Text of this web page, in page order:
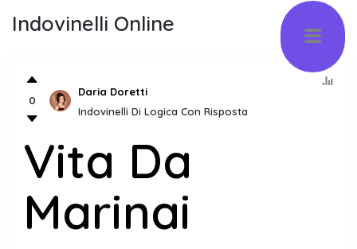
Indovinelli Online
0
Daria Doretti
Indovinelli Di Logica Con Risposta
Vita Da
Marinai